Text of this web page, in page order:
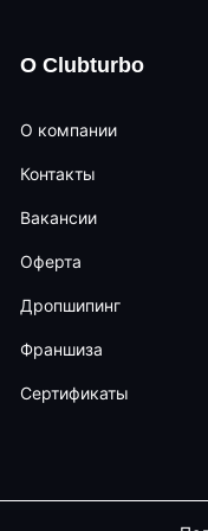
О Clubturbo
О компании
Контакты
Вакансии
Оферта
Дропшипинг
Франшиза
Сертификаты